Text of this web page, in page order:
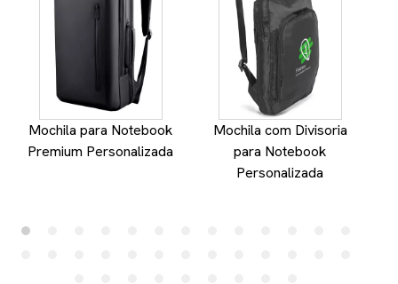
Mochila para Notebook
Premium Personalizada
Mochila com Divisoria
para Notebook
Personalizada